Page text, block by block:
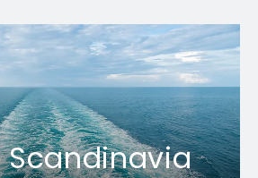
Scandinavia